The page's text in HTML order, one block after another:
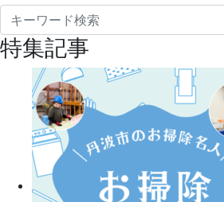
特集記事